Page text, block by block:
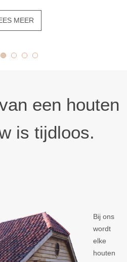
MEER
een houten
is tijdloos.
Bij ons
wordt
elke
houten